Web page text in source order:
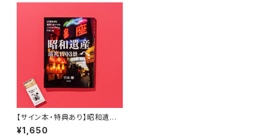
【サイン本・特典あり】昭和遺産
へ、巡礼1703景
¥1,650